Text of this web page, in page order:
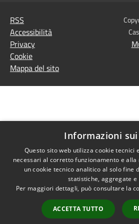
RSS
Accessibilità
Privacy
Cookie
Mappa del sito
Informazioni
Questo sito web utilizza cookie tecnici
necessari al corretto funzionamento e alla
un cookie tecnico analitico al solo fine
statistiche, aggregate e
Per maggiori dettagli, può consultare la
ACCETTA TUTTO